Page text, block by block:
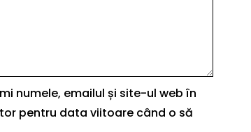
numele, emailul și site-ul web în
pentru data viitoare când o să